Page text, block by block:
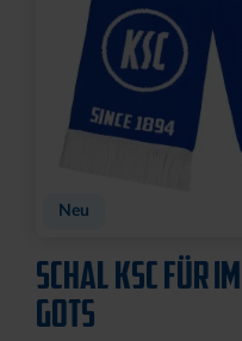
Neu
SCHAL KSC FÜR
GOTS